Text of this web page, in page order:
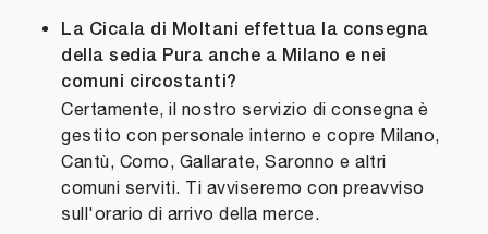
La Cicala di Moltani effettua la consegna
della sedia Pura anche a Milano e nei
comuni circostanti?
Certamente, il nostro servizio di consegna è
gestito con personale interno e copre Milano,
Cantù, Como, Gallarate, Saronno e altri
comuni serviti. Ti avviseremo con preavviso
sull'orario di arrivo della merce.